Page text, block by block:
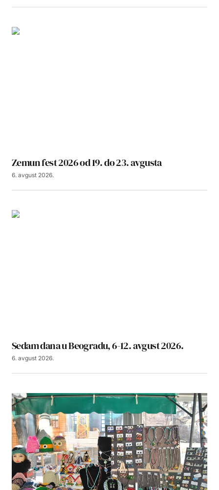
Zemun fest 2026 od 19. do 23. avgusta
6. avgust 2026.
Sedam dana u Beogradu, 6-12. avgust 2026.
6. avgust 2026.